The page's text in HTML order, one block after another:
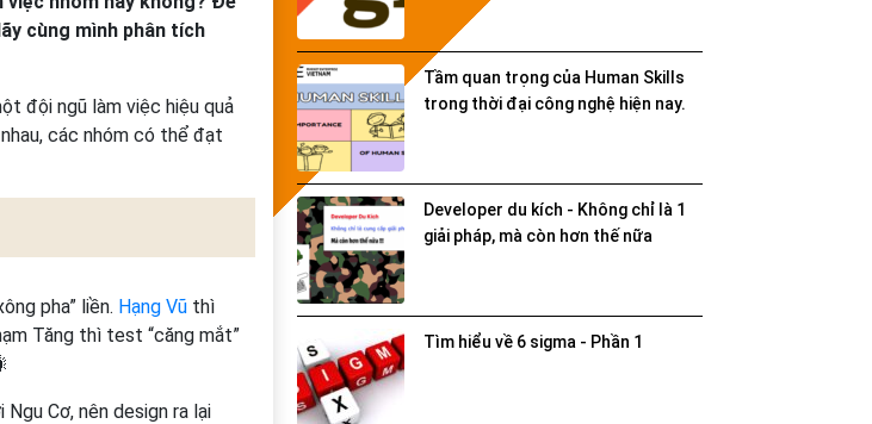
cùng mình phân tích
đội ngũ làm việc hiệu quả
các nhóm có thể đạt
pha” liền. Hạng Vũ thì
Tăng thì test “căng mắt”
Ngu Cơ, nên design ra lại
Tầm quan trọng của Human Skills
trong thời đại công nghệ hiện nay.
Developer du kích - Không chỉ là 1
giải pháp, mà còn hơn thế nữa
Tìm hiểu về 6 sigma - Phần 1